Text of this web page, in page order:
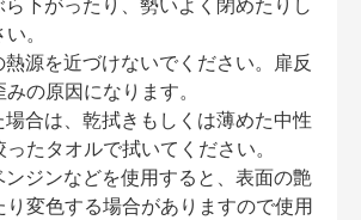
ら下がったり、勢いよく閉めたりし
。
源を近づけないでください。扉反
の原因になります。
合は、乾拭きもしくは薄めた中性
たタオルで拭いてください。
ジンなどを使用すると、表面の艶
り変色する場合がありますので使用